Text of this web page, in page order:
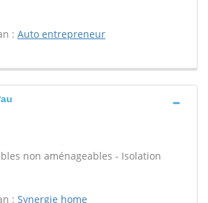
: Auto entrepreneur
non aménageables - Isolation
: Synergie home